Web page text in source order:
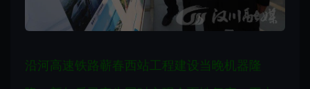
沿河高速铁路蕲春西站工程建设当晚机器隆